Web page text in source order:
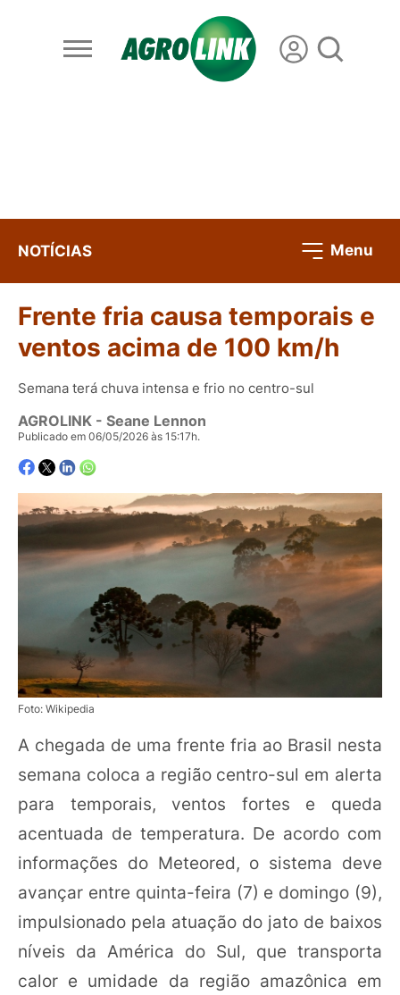
NOTÍCIAS Menu
Frente fria causa temporais e
ventos acima de 100 km/h
Semana terá chuva intensa e frio no centro-sul
AGROLINK - Seane Lennon
Publicado em 06/05/2026 às 15:17h.
Foto: Wikipedia
A chegada de uma frente fria ao Brasil nesta
semana coloca a região centro-sul em alerta
para temporais, ventos fortes e queda
acentuada de temperatura. De acordo com
informações do Meteored, o sistema deve
avançar entre quinta-feira (7) e domingo (9),
impulsionado pela atuação do jato de baixos
níveis da América do Sul, que transporta
calor e umidade da região amazônica em